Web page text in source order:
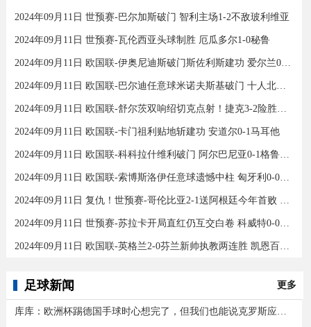
2024年09月11日 世预赛-巴尔加斯破门 智利主场1-2不敌玻利维亚
2024年09月11日 世预赛-瓦伦西亚头球制胜 厄瓜多尔1-0秘鲁
2024年09月11日 欧国联-伊奥尼迪斯破门斯佐利斯建功 爱尔兰0-2希腊
2024年09月11日 欧国联-巴尔迪任意球米诺夫斯基破门 十人北马其顿2-0亚美尼亚
2024年09月11日 欧国联-舒尔茨双响绍切克点射！捷克3-2险胜乌克兰
2024年09月11日 欧国联-卡门祖利贴地斩建功 安道尔0-1马耳他
2024年09月11日 欧国联-科科拉什维利破门 阿尔巴尼亚0-1格鲁吉亚
2024年09月11日 欧国联-索博斯洛伊任意球遗憾中柱 匈牙利0-0战平波黑
2024年09月11日 复仇！世预赛-哥伦比亚2-1送阿根廷今年首败 J罗传射奥塔门迪送点
2024年09月11日 世预赛-苏拉卡开局直红仍互交白卷 科威特0-0伊拉克
2024年09月11日 欧国联-英格兰2-0芬兰新帅执教两连胜 凯恩百场里程碑双响
足球新闻 更多
库库：欧洲杯踢德国手球时心想完了，但我们也能说克罗斯应被罚下